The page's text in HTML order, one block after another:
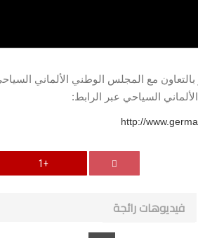
بالتعاون مع المجلس الوطني الألماني
السياحي عبر الرابط:
http://
+1
فيديوهات رائجة